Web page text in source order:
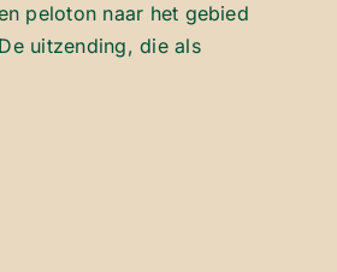
peloton naar het gebied
uitzending, die als